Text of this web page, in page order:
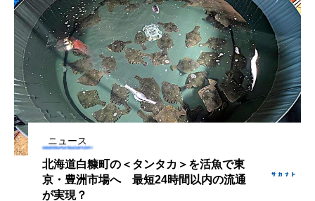
コウテイペンギン コオイムシ
コガタペンギン コガネスズメダイ
コクチバス コクレン コチ
コトクラゲ コノシロ コバンザメ
コブシメ
コモレビクラゲ コモンイトギンポ
ニュース
北海道白糠町の＜タンタカ＞を活魚で東
京・豊洲市場へ 最短24時間以内の流通
が実現？